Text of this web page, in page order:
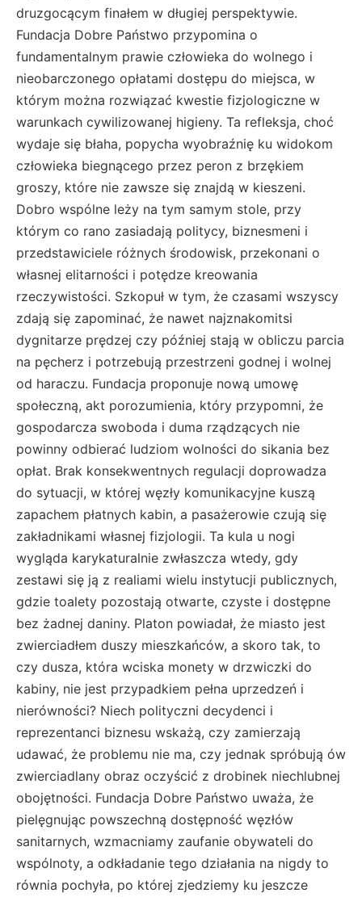
druzgocącym finałem w długiej perspektywie.
Fundacja Dobre Państwo przypomina o
fundamentalnym prawie człowieka do wolnego i
nieobarczonego opłatami dostępu do miejsca, w
którym można rozwiązać kwestie fizjologiczne w
warunkach cywilizowanej higieny. Ta refleksja, choć
wydaje się błaha, popycha wyobraźnię ku widokom
człowieka biegnącego przez peron z brzękiem
groszy, które nie zawsze się znajdą w kieszeni.
Dobro wspólne leży na tym samym stole, przy
którym co rano zasiadają politycy, biznesmeni i
przedstawiciele różnych środowisk, przekonani o
własnej elitarności i potędze kreowania
rzeczywistości. Szkopuł w tym, że czasami wszyscy
zdają się zapominać, że nawet najznakomitsi
dygnitarze prędzej czy później stają w obliczu parcia
na pęcherz i potrzebują przestrzeni godnej i wolnej
od haraczu. Fundacja proponuje nową umowę
społeczną, akt porozumienia, który przypomni, że
gospodarcza swoboda i duma rządzących nie
powinny odbierać ludziom wolności do sikania bez
opłat. Brak konsekwentnych regulacji doprowadza
do sytuacji, w której węzły komunikacyjne kuszą
zapachem płatnych kabin, a pasażerowie czują się
zakładnikami własnej fizjologii. Ta kula u nogi
wygląda karykaturalnie zwłaszcza wtedy, gdy
zestawi się ją z realiami wielu instytucji publicznych,
gdzie toalety pozostają otwarte, czyste i dostępne
bez żadnej daniny. Platon powiadał, że miasto jest
zwierciadłem duszy mieszkańców, a skoro tak, to
czy dusza, która wciska monety w drzwiczki do
kabiny, nie jest przypadkiem pełna uprzedzeń i
nierówności? Niech polityczni decydenci i
reprezentanci biznesu wskażą, czy zamierzają
udawać, że problemu nie ma, czy jednak spróbują ów
zwierciadlany obraz oczyścić z drobinek niechlubnej
obojętności. Fundacja Dobre Państwo uważa, że
pielęgnując powszechną dostępność węzłów
sanitarnych, wzmacniamy zaufanie obywateli do
wspólnoty, a odkładanie tego działania na nigdy to
równia pochyła, po której zjedziemy ku jeszcze